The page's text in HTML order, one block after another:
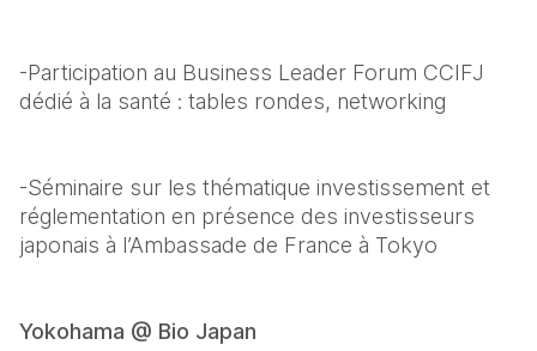
-Participation au Business Leader Forum CCIFJ
dédié à la santé : tables rondes, networking
-Séminaire sur les thématique investissement et
réglementation en présence des investisseurs
japonais à l’Ambassade de France à Tokyo
Yokohama @ Bio Japan